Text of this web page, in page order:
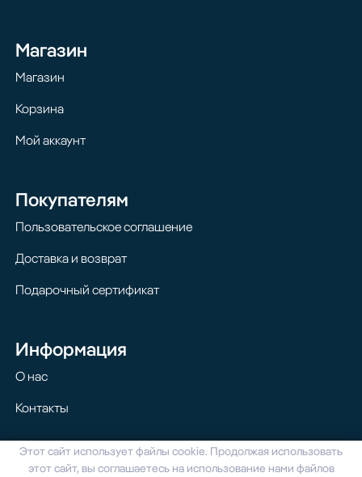
Магазин
Магазин
Корзина
Мой аккаунт
Покупателям
Пользовательское соглашение
Доставка и возврат
Подарочный сертификат
Информация
О нас
Контакты
© 2024 Homilton. Все права защищены
Этот сайт использует файлы cookie. Продолжая использовать
этот сайт, вы соглашаетесь на использование нами файлов